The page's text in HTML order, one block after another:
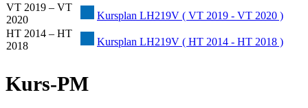
VT 2019 – VT
2020
Kursplan LH219V ( VT 2019 - VT 2020 )
HT 2014 – HT
2018
Kursplan LH219V ( HT 2014 - HT 2018 )
Kurs-PM